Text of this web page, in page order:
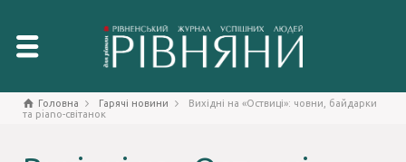
Головна Гарячі новини
Вихідні на «Оствиці»: човни, байдарки
та piano-світанок